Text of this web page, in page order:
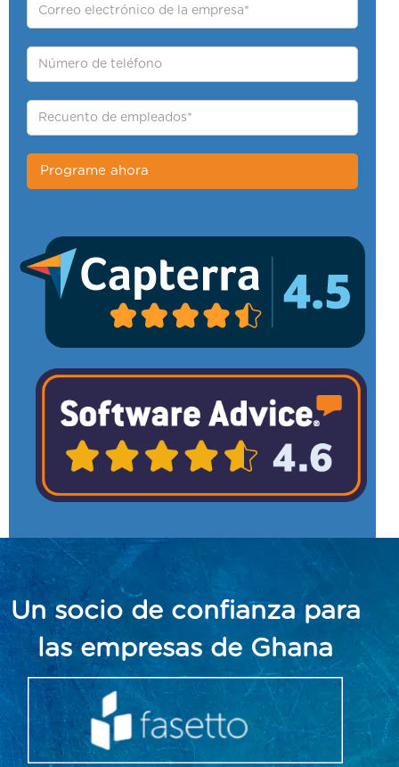
Un socio de confianza para
las empresas de Ghana